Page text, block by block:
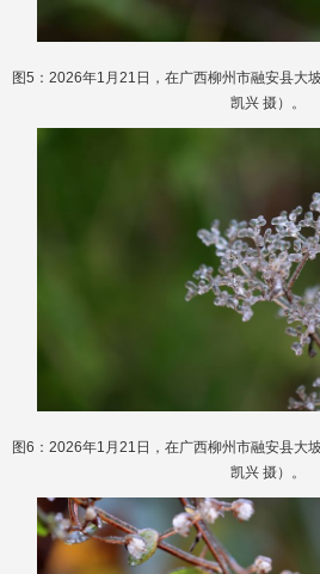
图5：2026年1月21日，在广西柳州市融安县大
凯兴 摄）。
图6：2026年1月21日，在广西柳州市融安县大
凯兴 摄）。